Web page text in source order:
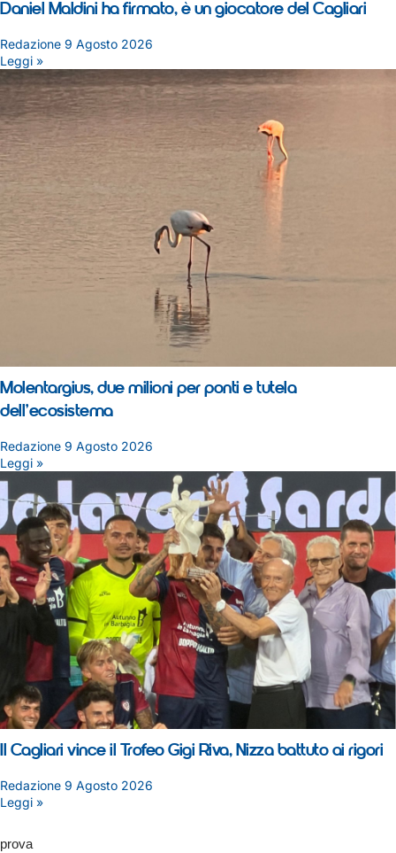
Daniel Maldini ha firmato, è un giocatore del Cagliari
Redazione 9 Agosto 2026
Leggi »
Molentargius, due milioni per ponti e tutela
dell’ecosistema
Redazione 9 Agosto 2026
Leggi »
Il Cagliari vince il Trofeo Gigi Riva, Nizza battuto ai rigori
Redazione 9 Agosto 2026
Leggi »
prova